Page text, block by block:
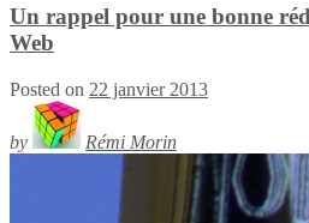
Un rappel pour une bonne
Web
Posted on 22 janvier 2013
by Rémi Morin